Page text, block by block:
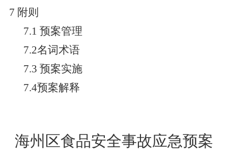
7 附则
7.1 预案管理
7.2名词术语
7.3 预案实施
7.4预案解释
海州区食品安全事故应急预案